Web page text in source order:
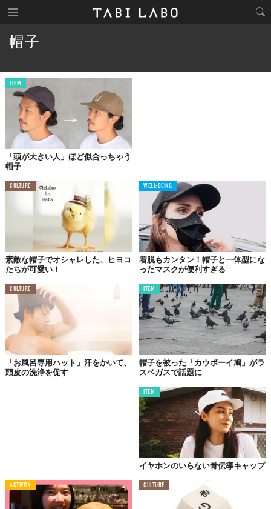
帽子
ITEM
「頭が大きい人」ほど似合っちゃう
帽子
CULTURE
素敵な帽子でオシャレした、ヒヨコ
たちが可愛い！
WELL-BEING
着脱もカンタン！帽子と一体型にな
ったマスクが便利すぎる
CULTURE
「お風呂専用ハット」汗をかいて、
頭皮の洗浄を促す
ITEM
帽子を被った「カウボーイ鳩」がラ
スベガスで話題に
ITEM
イヤホンのいらない骨伝導キャップ
ACTIVITY CULTURE